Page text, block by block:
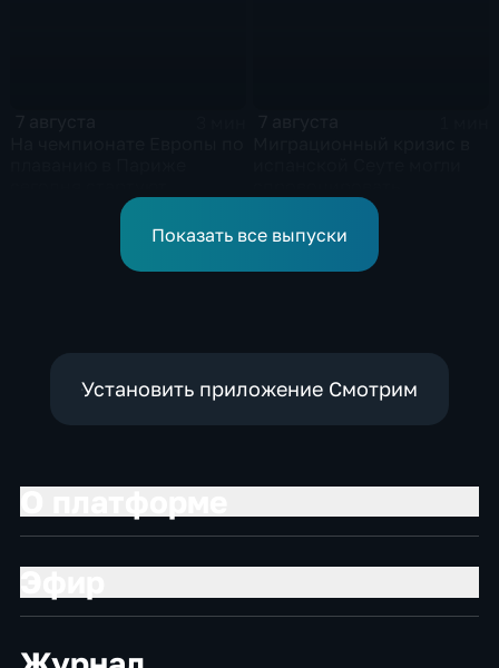
соревнования по хай-
спецслужбы Израиля
Показать все выпуски
Установить приложение Смотрим